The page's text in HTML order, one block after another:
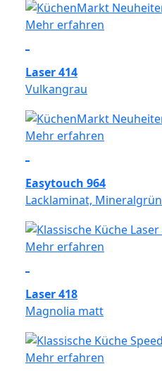
Mehr erfahren
Laser 414
Vulkangrau
Mehr erfahren
Easytouch 964
Lacklaminat,
Mehr erfahren
Laser 418
Magnolia matt
Mehr erfahren